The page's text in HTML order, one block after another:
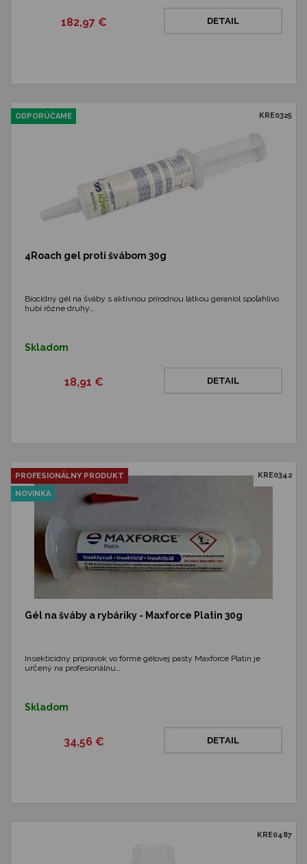
182,97 € DETAIL
KRE0325
ODPORÚČAME
4Roach gel proti švábom 30g
Biocídny gél na šváby s aktívnou prírodnou látkou geraniol spoľahlivo
hubí rôzne druhy…
Skladom
18,91 € DETAIL
KRE0342
PROFESIONÁLNY PRODUKT
NOVINKA
Gél na šváby a rybáriky - Maxforce Platin 30g
Insekticídny prípravok vo forme gélovej pasty Maxforce Platin je
určený na profesionálnu…
Skladom
34,56 € DETAIL
KRE0487